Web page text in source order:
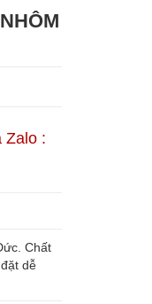
Zalo :
Chất
dễ